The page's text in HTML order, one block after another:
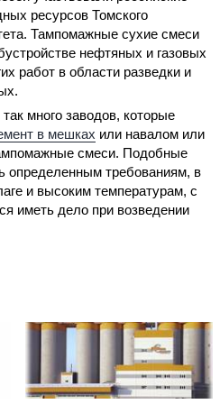
ресурсов Томского
Тампомажные сухие смеси
нефтяных и газовых
работ в области разведки и
много заводов, которые
в мешках или навалом или
смеси. Подобные
определенным требованиям, в
и высоким температурам, с
иметь дело при возведении